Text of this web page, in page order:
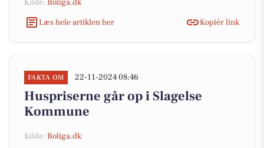
Kilde: Boliga.dk
Læs hele artiklen her
Kopiér link
FAKTA OM 22-11-2024 08:46
Huspriserne går op i Slagelse
Kommune
Kilde: Boliga.dk